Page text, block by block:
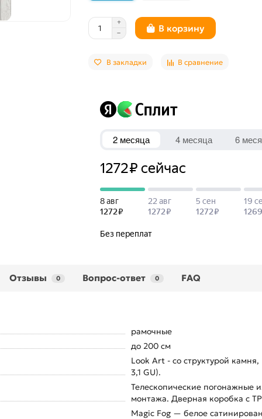
В корзину
В закладки В сравнение
Отзывы 0 Вопрос-ответ 0 FAQ
рамочные
до 200 см
Look Art - со структурой
3,1 GU).
Телескопические погонажные
монтажа. Дверная коробка с
Magic Fog — белое